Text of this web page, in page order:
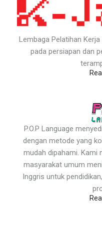
Lembaga Pelatihan
pada persiapan dan
P.O.P Language
dengan metode yang
mudah dipahami. Kami
masyarakat umum
Inggris untuk